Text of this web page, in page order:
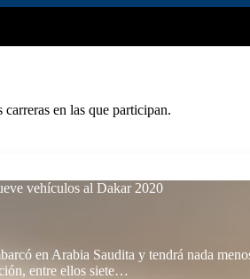
en las que participan.
vehículos al Dakar 2020
en Arabia Saudita y tendrá nada
entre ellos siete…